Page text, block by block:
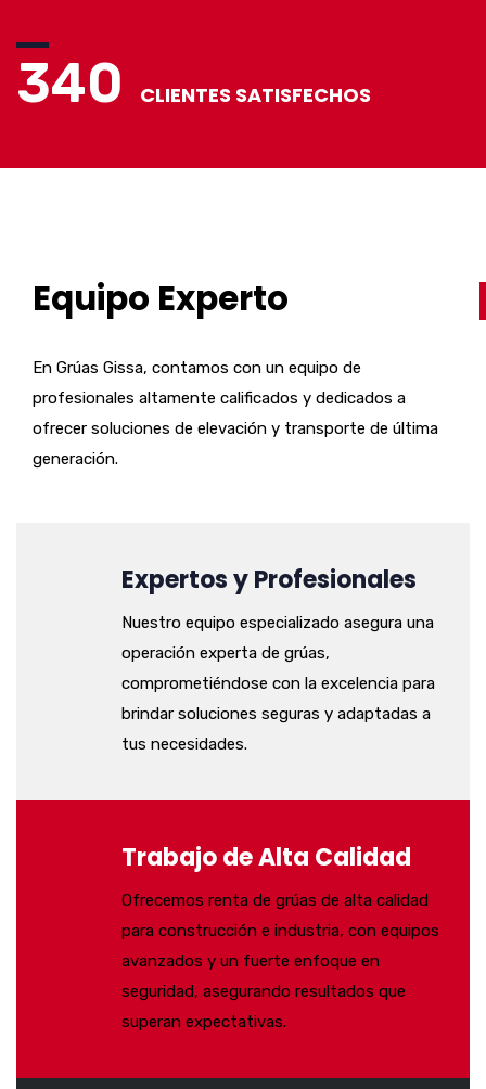
340
CLIENTES SATISFECHOS
Equipo Experto
En Grúas Gissa, contamos con un equipo de
profesionales altamente calificados y dedicados a
ofrecer soluciones de elevación y transporte de última
generación.
Expertos y Profesionales
Nuestro equipo especializado asegura una
operación experta de grúas,
comprometiéndose con la excelencia para
brindar soluciones seguras y adaptadas a
tus necesidades.
Trabajo de Alta Calidad
Ofrecemos renta de grúas de alta calidad
para construcción e industria, con equipos
avanzados y un fuerte enfoque en
seguridad, asegurando resultados que
superan expectativas.